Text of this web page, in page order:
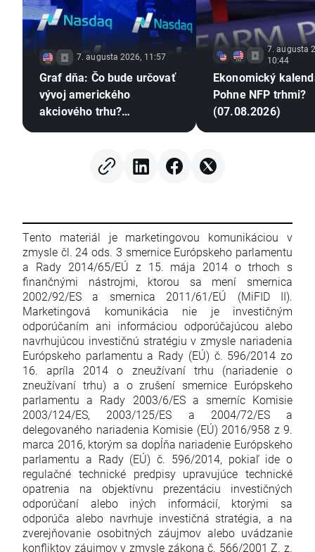
7. augusta 2026, 11:57
Graf dňa: Čo bude určovať
vývoj amerického
akciového trhu?
7. augusta
10:44
Ekonomický
Pohne NFP trhmi?
(07.08.2026)
Tento materiál je marketingovou komunikáciou v
zmysle čl. 24 ods. 3 smernice Európskeho parlamentu
a Rady 2014/65/EÚ z 15. mája 2014 o trhoch s
finančnými nástrojmi, ktorou sa mení smernica
2002/92/ES a smernica 2011/61/EÚ (MiFID II).
Marketingová komunikácia nie je investičným
odporúčaním ani informáciou odporúčajúcou alebo
navrhujúcou investičnú stratégiu v zmysle nariadenia
Európskeho parlamentu a Rady (EÚ) č. 596/2014 zo
16. apríla 2014 o zneužívaní trhu (nariadenie o
zneužívaní trhu) a o zrušení smernice Európskeho
parlamentu a Rady 2003/6/ES a smerníc Komisie
2003/124/ES, 2003/125/ES a 2004/72/ES a
delegovaného nariadenia Komisie (EÚ) 2016/958 z 9.
marca 2016, ktorým sa dopĺňa nariadenie Európskeho
parlamentu a Rady (EÚ) č. 596/2014, pokiaľ ide o
regulačné technické predpisy upravujúce technické
opatrenia na objektívnu prezentáciu investičných
odporúčaní alebo iných informácií, ktorými sa
odporúča alebo navrhuje investičná stratégia, a na
zverejňovanie osobitných záujmov alebo uvádzanie
konfliktov záujmov v zmysle zákona č. 566/2001 Z. z.